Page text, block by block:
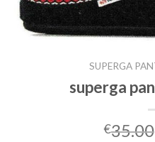
SUPERGA
superga
€35.00